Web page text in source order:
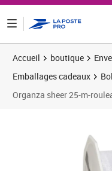
Accueil boutique
Emballages cadeaux
Organza sheer 25-m-